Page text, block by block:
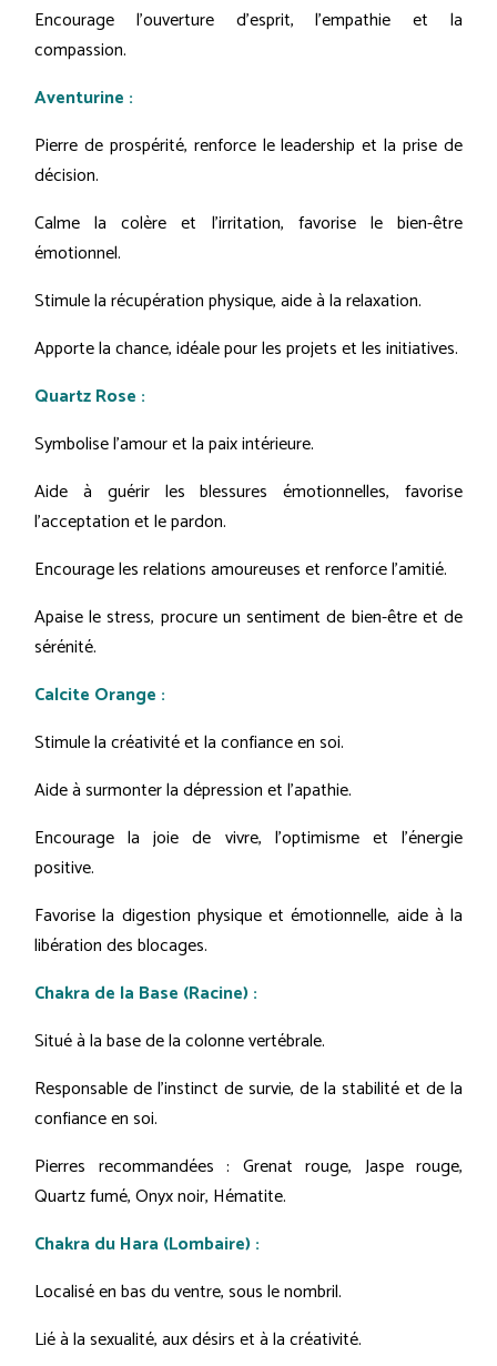
Encourage l'ouverture d'esprit, l'empathie et la
compassion.
Aventurine :
Pierre de prospérité, renforce le leadership et la prise de
décision.
Calme la colère et l'irritation, favorise le bien-être
émotionnel.
Stimule la récupération physique, aide à la relaxation.
Apporte la chance, idéale pour les projets et les initiatives.
Quartz Rose :
Symbolise l'amour et la paix intérieure.
Aide à guérir les blessures émotionnelles, favorise
l'acceptation et le pardon.
Encourage les relations amoureuses et renforce l'amitié.
Apaise le stress, procure un sentiment de bien-être et de
sérénité.
Calcite Orange :
Stimule la créativité et la confiance en soi.
Aide à surmonter la dépression et l'apathie.
Encourage la joie de vivre, l'optimisme et l'énergie
positive.
Favorise la digestion physique et émotionnelle, aide à la
libération des blocages.
Chakra de la Base (Racine) :
Situé à la base de la colonne vertébrale.
Responsable de l'instinct de survie, de la stabilité et de la
confiance en soi.
Pierres recommandées : Grenat rouge, Jaspe rouge,
Quartz fumé, Onyx noir, Hématite.
Chakra du Hara (Lombaire) :
Localisé en bas du ventre, sous le nombril.
Lié à la sexualité, aux désirs et à la créativité.